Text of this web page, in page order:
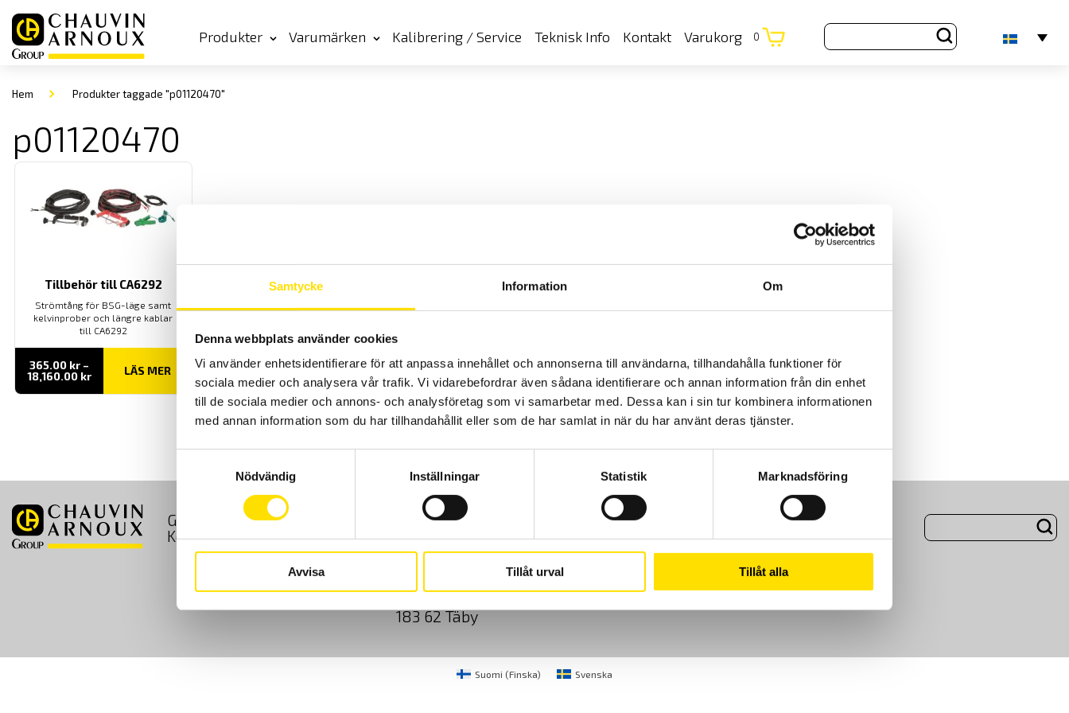
Samtycke Information Om
Denna webbplats använder cookies
Vi använder enhetsidentifierare för att anpassa innehållet och annonserna till användarna, tillhandahålla funktioner för
sociala medier och analysera vår trafik. Vi vidarebefordrar även sådana identifierare och annan information från din enhet
till de sociala medier och annons- och analysföretag som vi samarbetar med. Dessa kan i sin tur kombinera informationen
med annan information som du har tillhandahållit eller som de har samlat in när du har använt deras tjänster.
Nödvändig
Inställningar Statistik Marknadsföring
Avvisa Tillåt urval Tillåt alla
Produkter Varumärken Kalibrering / Service Teknisk Info Kontakt Varukorg 0
Hem Produkter taggade "p01120470"
p01120470
Tillbehör till CA6292
Strömtång för BSG-läge samt
kelvinprober och längre kablar
till CA6292
365.00 kr –
18,160.00 krPrisintervall:
till
LÄS MER
GDPR Köpvillkor Cookies Kundundersökning
Om Oss
Kontakt
Sjöflygvägen 35
183 62 Täby
08-50 52 68 00
info@camatsystem.com
Suomi (Finska) Svenska